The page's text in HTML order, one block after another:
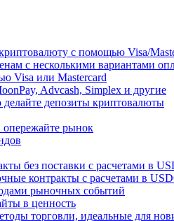
с помощью Visa/
с несколькими вариантами
Visa или Mastercard
Advcash, Simplex и другие
депозиты криптовалюты
опережайте рынок
без поставки с расчетами в
контракты с расчетами в
рыночных событий
в ценность
торговли, идеальные для